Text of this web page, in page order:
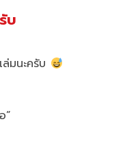
บ
มนะครับ
”